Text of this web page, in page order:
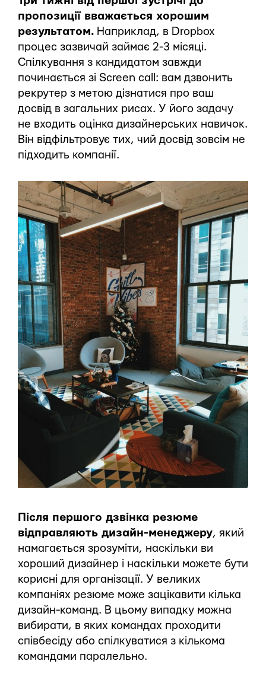
пропозиції вважається хорошим
результатом. Наприклад, в Dropbox
процес зазвичай займає 2-3 місяці.
Спілкування з кандидатом завжди
починається зі Screen call: вам дзвонить
рекрутер з метою дізнатися про ваш
досвід в загальних рисах. У його задачу
не входить оцінка дизайнерських навичок.
Він відфільтровує тих, чий досвід зовсім не
підходить компанії.
Після першого дзвінка резюме
відправляють дизайн-менеджеру, який
намагається зрозуміти, наскільки ви
хороший дизайнер і наскільки можете бути
корисні для організації. У великих
компаніях резюме може зацікавити кілька
дизайн-команд. В цьому випадку можна
вибирати, в яких командах проходити
співбесіду або спілкуватися з кількома
командами паралельно.